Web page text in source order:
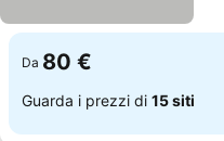
Da 80 €
Guarda i prezzi di 15 siti